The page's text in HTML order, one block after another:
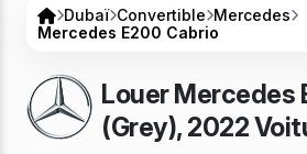
Dubaï Convertible Mercedes
Mercedes E200 Cabrio
Louer Mercedes
(Grey), 2022